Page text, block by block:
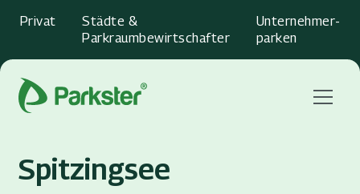
Privat
Städte &
Parkraumbewirtschafter
Unternehmer­
parken
Menu
Spitzingsee